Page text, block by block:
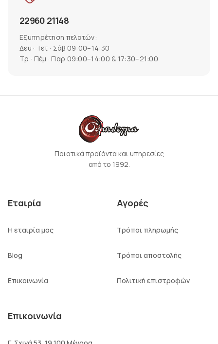
22960 21148
Εξυπηρέτηση πελατών:
Δευ · Τετ · Σάβ 09:00–14:30
Τρ · Πέμ · Παρ 09:00–14:00 & 17:30–21:00
Ποιοτικά προϊόντα και υπηρεσίες
από το 1992.
Εταιρία
Η εταιρία μας
Blog
Επικοινωνία
Αγορές
Τρόποι πληρωμής
Τρόποι αποστολής
Πολιτική επιστροφών
Επικοινωνία